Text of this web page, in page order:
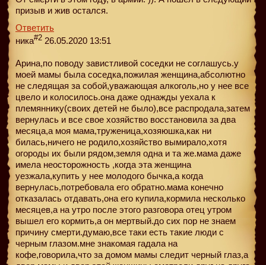
призыв и жив остался.
Ответить
ника#2 26.05.2020 13:51
Арина,по поводу завистливой соседки не соглашусь.у
моей мамы была соседка,пожилая женщина,абсолютно
не следящая за собой,уважающая алкоголь,но у нее все
цвело и колосилось.она даже однажды уехала к
племяннику(своих детей не было),все распродала,затем
вернулась и все свое хозяйство восстановила за два
месяца,а моя мама,труженица,хозяюшка,как ни
билась,ничего не родило,хозяйство вымирало,хотя
огороды их были рядом,земля одна и та же.мама даже
имела неосторожность ,когда эта женщина
уезжала,купить у нее молодого бычка,а когда
вернулась,потребовала его обратно.мама конечно
отказалась отдавать,она его купила,кормила несколько
месяцев,а на утро после этого разговора отец утром
вышел его кормить,а он мертвый.до сих пор не знаем
причину смерти.думаю,все таки есть такие люди с
черным глазом.мне знакомая гадала на
кофе,говорила,что за домом мамы следит черный глаз,а